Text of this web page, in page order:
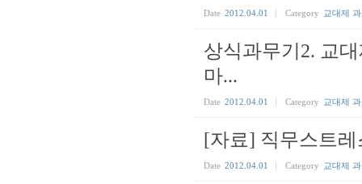
Date 2012.04.01 Category 교대제
상식과무기2. 교
마...
Date 2012.04.01 Category 교대제
[자료] 직무스트
Date 2012.04.01 Category 교대제